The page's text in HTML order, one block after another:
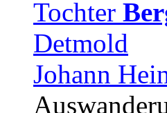
Tochter
Detmold
Johann